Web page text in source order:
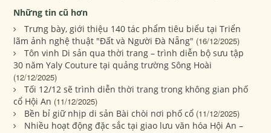
Những tin cũ hơn
Trưng bày, giới thiệu 140 tác phẩm tiêu biểu tại Triển
lãm ảnh nghệ thuật "Đất và Người Đà Nẵng" (16/12/2025)
Tôn vinh Di sản qua thời trang – trình diễn bộ sưu tập
30 năm Yaly Couture tại quảng trường Sông Hoài
(12/12/2025)
Tối 12/12 sẽ trình diễn thời trang trong không gian phố
cổ Hội An (11/12/2025)
Bền bỉ giữ nhịp di sản Bài chòi nơi phố cổ (11/12/2025)
Nhiều hoạt động đặc sắc tại giao lưu văn hóa Hội An –